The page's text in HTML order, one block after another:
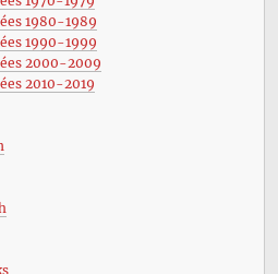
1980-1989
1990-1999
2000-2009
2010-2019